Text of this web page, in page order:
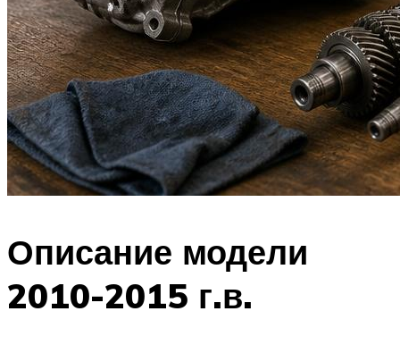
Описание модели
2010-2015 г.в.